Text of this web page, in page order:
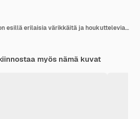
Jäähdytin, jossa on esillä erilaisia värikkäitä ja houkuttelevia jäätelöitä
myös nämä kuvat